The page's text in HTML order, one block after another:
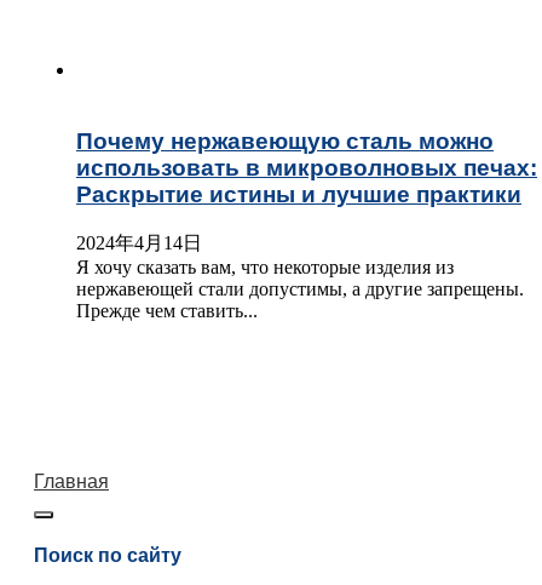
Почему нержавеющую сталь можно
использовать в микроволновых печах:
Раскрытие истины и лучшие практики
2024年4月14日
Я хочу сказать вам, что некоторые изделия из
нержавеющей стали допустимы, а другие запрещены.
Прежде чем ставить...
Главная
Поиск по сайту